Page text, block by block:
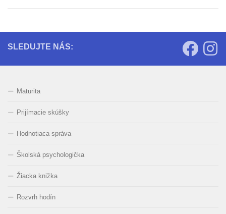
SLEDUJTE NÁS:
Maturita
Prijímacie skúšky
Hodnotiaca správa
Školská psychologička
Žiacka knižka
Rozvrh hodín